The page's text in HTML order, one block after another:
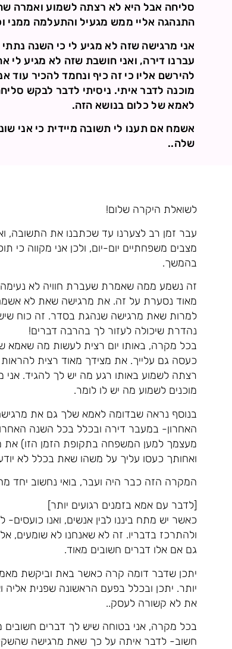
סליחה אבל היא לא רצתה לשמוע ואמרה
התנהגה אליי ממש מגעיל והתעלמה ממני
אני מרגישה שזה לא מגיע לי כי השנה
עברנו דירה, ואני חושבת שזה לא מגיע לי
להירשם אליו כי זה כיף ונחמד להכיר עוד
מוכנה לדבר איתי. ניסיתי לדבר לבקש
לאמא של כלום בנושא הזה.
אשמח אם תענו לי תשובה מיידית כי אני
שלה..
לשואלת היקרה שלום!
עבר זמן רב לצערנו עד שכתבנו את התשובה,
מצבים משפחתיים יום-יום, ולכן אני מקווה
בהמשך.
זה נשמע ממה שאמרת שעברת חוויה לא
מאוד נסערת על זה. את מרגישה שאת לא
למרות שאת מרגישה שנהגת בסדר. זה כוח
נהדרת שיכולה לעזור לך בהרבה דברים!
בכל מקרה, באותו יום רצית לעשות מה שאמא
כעסה גם עלייך. את מצידך מאוד רצית
רצתה לשמוע באותו רגע מה יש לך להגיד.
מוכנים לשמוע מה יש לו לומר.
בנוסף נראה שבדומה לאמא שלך גם את
האחרון- במעבר דירה ובכלל בכל השנה
מעצמך למען המשפחה בתקופת הזמן הזו) את
ואחותך כעסו עליך על משהו שאת בכלל לא
המקרה הזה כבר היה ועבר, בואי נחשוב יחד
[לדבר עם אמא בזמנים רגועים יותר]
כאשר יש מתח ביננו לבין אנשים, ואנו
ולהתרכז בדבריו. זה לא שאנחנו לא שומעים,
גם אם אלו דברים חשובים מאוד.
יתכן שדבר דומה קרה כאשר באת וביקשת
יותר. יתכן ובכלל בפעם הראשונה שפנית
את לא קשורה לעסק..
בכל מקרה, אני בטוחה שיש לך דברים
חשוב- לדבר איתה על כך שאת מרגישה